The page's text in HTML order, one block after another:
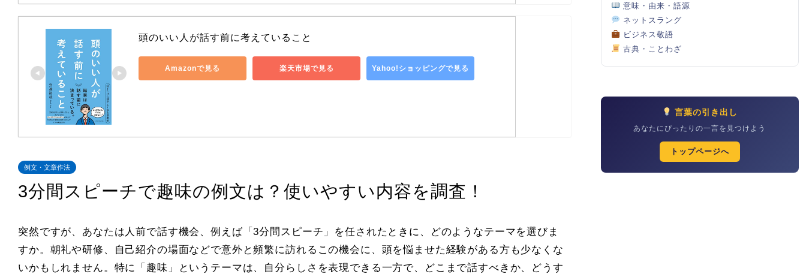
頭のいい人が話す前に考えていること
Amazonで見る 楽天市場で見る Yahoo!ショッピングで見る
例文・文章作法
3分間スピーチで趣味の例文は？使いやすい内容を調査！
突然ですが、あなたは人前で話す機会、例えば「3分間スピーチ」を任されたときに、どのようなテーマを選びま
すか。朝礼や研修、自己紹介の場面などで意外と頻繁に訪れるこの機会に、頭を悩ませた経験がある方も少なくな
いかもしれません。特に「趣味」というテーマは、自分らしさを表現できる一方で、どこまで話すべきか、どうす
意味・由来・語源
ネットスラング
ビジネス敬語
古典・ことわざ
言葉の引き出し
あなたにぴったりの一言を見つけよう
トップページへ